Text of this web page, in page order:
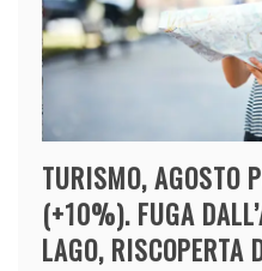
TURISMO, AGOSTO
(+10%). FUGA
LAGO, RISCOPERTA